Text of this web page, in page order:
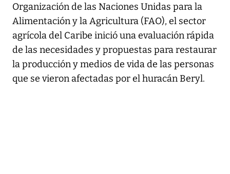
Organización de las Naciones Unidas para la
Alimentación y la Agricultura (FAO), el sector
agrícola del Caribe inició una evaluación rápida
de las necesidades y propuestas para restaurar
la producción y medios de vida de las personas
que se vieron afectadas por el huracán Beryl.